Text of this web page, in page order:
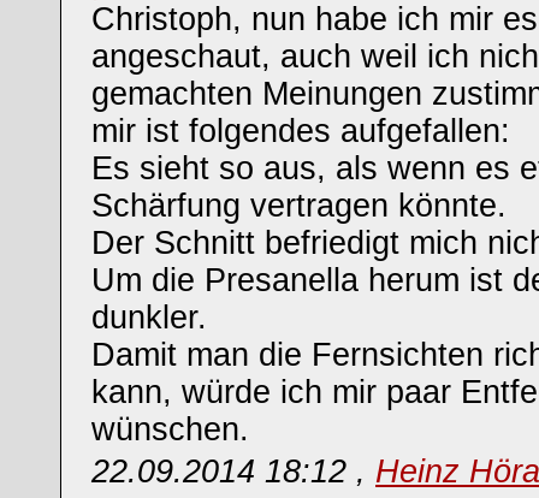
Christoph, nun habe ich mir
angeschaut, auch weil ich
gemachten Meinungen
mir ist folgendes aufgefallen:
Es sieht so aus, als wenn es
Schärfung vertragen könnte.
Der Schnitt befriedigt mich
Um die Presanella herum ist
dunkler.
Damit man die Fernsichten
kann, würde ich mir paar
wünschen.
22.09.2014 18:12 , Heinz Höra